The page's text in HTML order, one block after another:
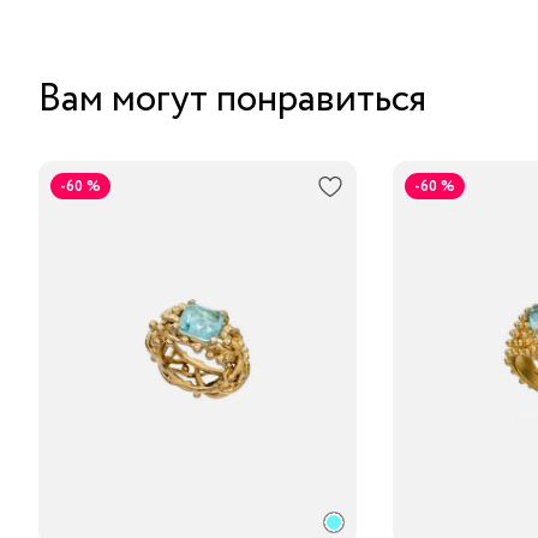
Вам могут понравиться
-60 % -60 %